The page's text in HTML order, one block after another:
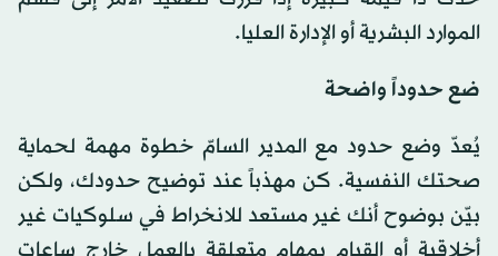
الموارد البشرية أو الإدارة العليا.
ضع حدوداً واضحة
يُعدّ وضع حدود مع المدير السامّ خطوة مهمة لحماية
صحتك النفسية. كن مهذباً عند توضيح حدودك، ولكن
بيّن بوضوح أنك غير مستعد للانخراط في سلوكيات غير
أخلاقية أو القيام بمهام متعلقة بالعمل خارج ساعات